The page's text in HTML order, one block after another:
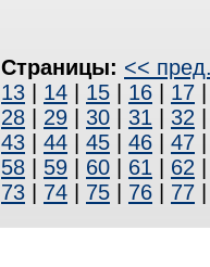
Страницы: <<
13
14 15 16 17
28
29 30 31 32
43
44 45 46 47
58
59 60 61 62
73
74 75 76 77